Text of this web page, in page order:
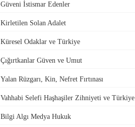
Güveni İstismar Edenler
Kirletilen Solan Adalet
Küresel Odaklar ve Türkiye
Çığırtkanlar Güven ve Umut
Yalan Rüzgarı, Kin, Nefret Fırtınası
Vahhabi Selefi Haşhaşiler Zihniyeti ve Türkiye
Bilgi Algı Medya Hukuk